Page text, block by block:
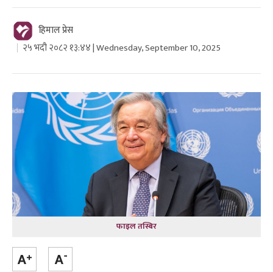
हिमाल प्रेस
२५ भदौ २०८२ १३:४४ | Wednesday, September 10, 2025
फाइल तस्बिर